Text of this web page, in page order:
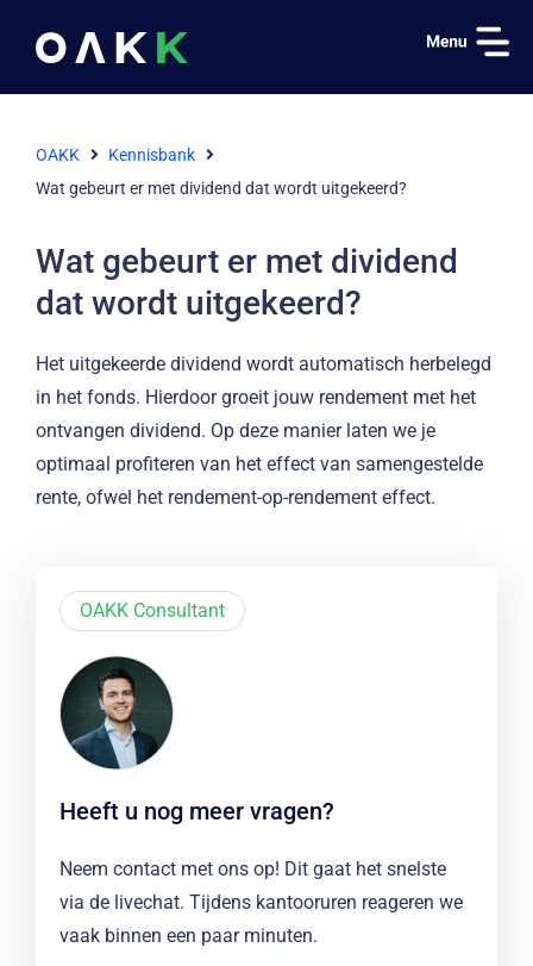
OAKK
Kennisbank
Wat gebeurt er met dividend dat wordt uitgekeerd?
Wat gebeurt er met dividend
dat wordt uitgekeerd?
Het uitgekeerde dividend wordt automatisch herbelegd
in het fonds. Hierdoor groeit jouw rendement met het
ontvangen dividend. Op deze manier laten we je
optimaal profiteren van het effect van samengestelde
rente, ofwel het rendement-op-rendement effect.
OAKK Consultant
Heeft u nog meer vragen?
Neem contact met ons op! Dit gaat het snelste
via de livechat. Tijdens kantooruren reageren we
vaak binnen een paar minuten.